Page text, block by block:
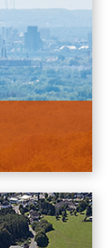
der
zentrale